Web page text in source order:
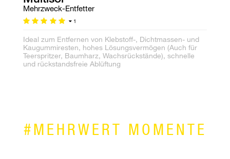
Mehrzweck-Entfetter
1
Ideal zum Entfernen von Klebstoff-, Dichtmassen- und
Kaugummiresten, hohes Lösungsvermögen (Auch für
Teerspritzer, Baumharz, Wachsrückstände), schnelle
und rückstandsfreie Ablüftung
#MEHRWERT MOMENTE